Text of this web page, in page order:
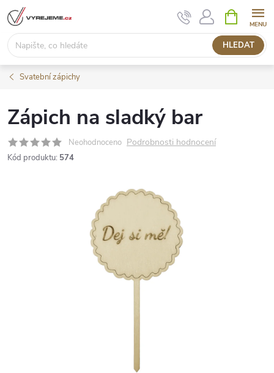
Přejít
na
obsah
HLEDAT
NÁKUPNÍ
KOŠÍK
Svatební zápichy
Zápich na sladký bar
Neohodnoceno Podrobnosti hodnocení
Kód produktu: 574